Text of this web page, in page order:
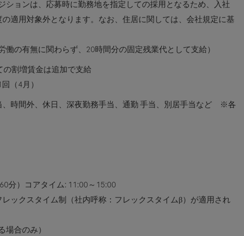
ョンは、応募時に勤務地を指定しての採用となるため、入社
適用対象外となります。なお、住居に関しては、会社規定に基
の有無に関わらず、20時間分の固定残業代として支給）
増賃金は追加で支給
（4月）
時間外、休日、深夜勤務手当、通勤 手当、別居手当など ※各
分）コアタイム: 11:00～15:00
ックスタイム制（社内呼称：フレックスタイムβ）が適用され
合のみ）